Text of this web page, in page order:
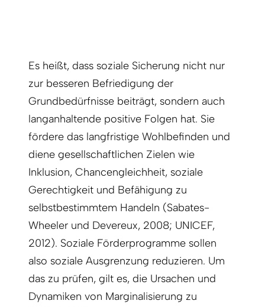
Es heißt, dass soziale Sicherung nicht nur
zur besseren Befriedigung der
Grundbedürfnisse beiträgt, sondern auch
langanhaltende positive Folgen hat. Sie
fördere das langfristige Wohlbefinden und
diene gesellschaftlichen Zielen wie
Inklusion, Chancengleichheit, soziale
Gerechtigkeit und Befähigung zu
selbstbestimmtem Handeln (Sabates-
Wheeler und Devereux, 2008; UNICEF,
2012). Soziale Förderprogramme sollen
also soziale Ausgrenzung reduzieren. Um
das zu prüfen, gilt es, die Ursachen und
Dynamiken von Marginalisierung zu